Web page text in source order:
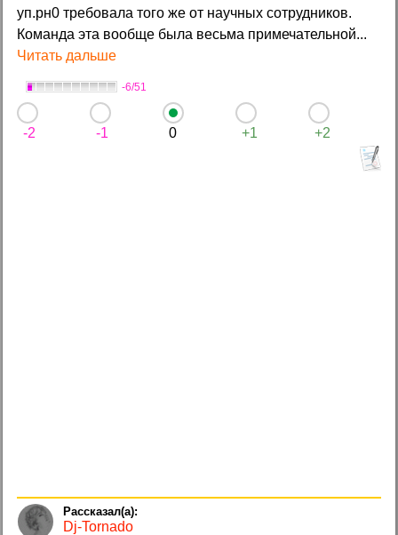
уп.pн0 требовала того же от научных сотрудников.
Команда эта вообще была весьма примечательной...
Читать дальше
-6/51
-2 -1 0 +1 +2
Dj-Tornado